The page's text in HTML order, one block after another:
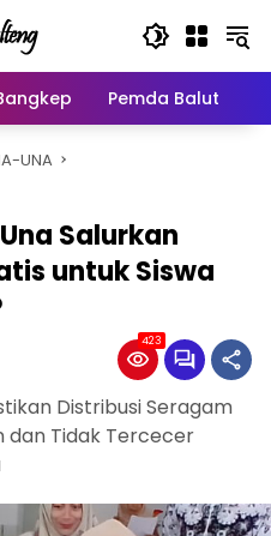
Pemda Balut
UNA
Salurkan
untuk Siswa
423
Distribusi Seragam
dan Tidak Tercecer